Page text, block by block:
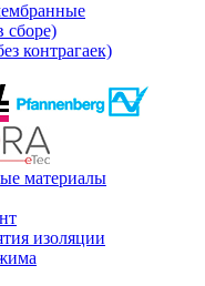
сборе)
контрагаек)
материалы
изоляции